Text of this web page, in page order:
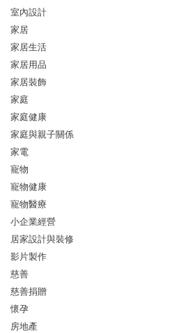
室內設計
家居
家居生活
家居用品
家居裝飾
家庭
家庭健康
家庭與親子關係
家電
寵物
寵物健康
寵物醫療
小企業經營
居家設計與裝修
影片製作
慈善
慈善捐贈
懷孕
房地產